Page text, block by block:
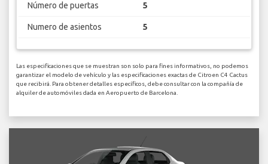
Número de puertas 5
Numero de asientos 5
Las especificaciones que se muestran son solo para fines informativos, no podemos
garantizar el modelo de vehículo y las especificaciones exactas de Citroen C4 Cactus
que recibirá. Para obtener detalles específicos, debe consultar con la compañía de
alquiler de automóviles dada en Aeropuerto de Barcelona.